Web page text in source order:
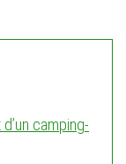
camping-